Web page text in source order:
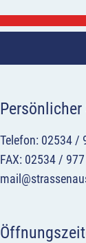
Persönlicher
Telefon: 02534 /
FAX: 02534 /